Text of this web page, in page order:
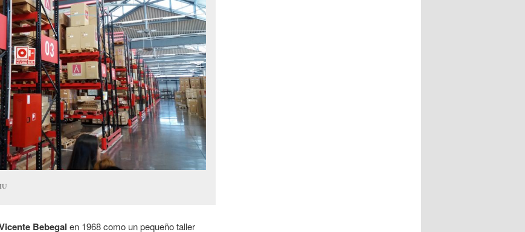
Bebegal en 1968 como un pequeño taller